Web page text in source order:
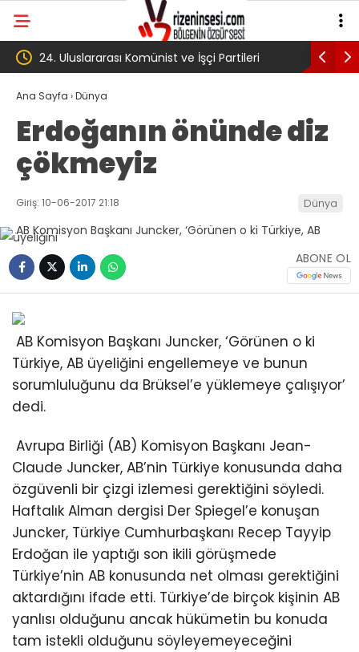
ve İşçi Partileri
başladı
‘Çerçeve yasa’ kanun teklifi Adalet
Ana Sayfa ›Dünya
Erdoğanın önünde diz
çökmeyiz
Giriş: 10-06-2017 21:18 Dünya
ABONE OL
AB Komisyon Başkanı Juncker, ‘Görünen o ki
Türkiye, AB üyeliğini engellemeye ve bunun
sorumluluğunu da Brüksel’e yüklemeye çalışıyor’
dedi.
Avrupa Birliği (AB) Komisyon Başkanı Jean-
Claude Juncker, AB’nin Türkiye konusunda daha
özgüvenli bir çizgi izlemesi gerektiğini söyledi.
Haftalık Alman dergisi Der Spiegel’e konuşan
Juncker, Türkiye Cumhurbaşkanı Recep Tayyip
Erdoğan ile yaptığı son ikili görüşmede
Türkiye’nin AB konusunda net olması gerektiğini
aktardığını ifade etti. Türkiye’de birçok kişinin AB
yanlısı olduğunu ancak hükümetin bu konuda
tam istekli olduğunu söyleyemeyeceğini